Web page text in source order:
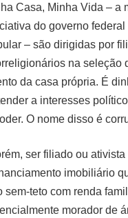
iniciativa do governo
– são dirigidas por
na seleção
da casa própria. É
a interesses políticos
nome disso é corrupção.
imobiliário
sem-teto com renda
morador de
Os candidatos aos 4 mil